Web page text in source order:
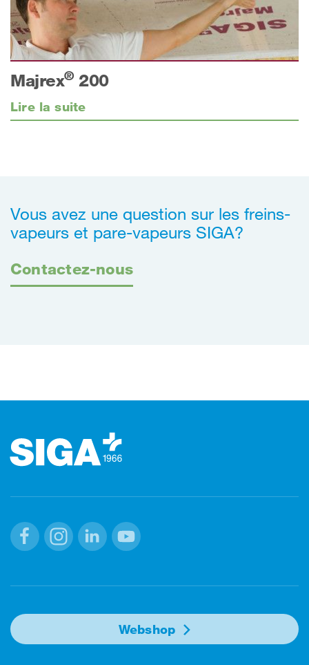
Majrex®200
Lire la suite
Vous avez une question sur les freins-
vapeurs et pare-vapeurs SIGA?
Contactez-nous
Webshop